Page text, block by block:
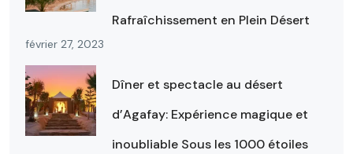
Rafraîchissement en Plein Désert
février 27, 2023
Dîner et spectacle au désert
d’Agafay: Expérience magique et
inoubliable Sous les 1000 étoiles